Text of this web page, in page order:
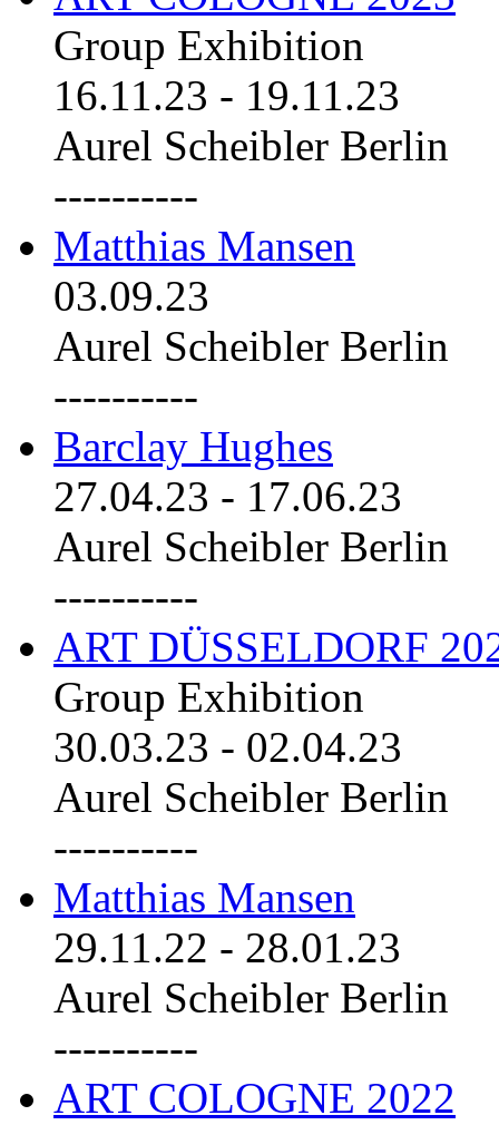
Group Exhibition
16.11.23 - 19.11.23
Aurel Scheibler Berlin
----------
Matthias Mansen
03.09.23
Aurel Scheibler Berlin
----------
Barclay Hughes
27.04.23 - 17.06.23
Aurel Scheibler Berlin
----------
ART DÜSSELDORF
Group Exhibition
30.03.23 - 02.04.23
Aurel Scheibler Berlin
----------
Matthias Mansen
29.11.22 - 28.01.23
Aurel Scheibler Berlin
----------
ART COLOGNE 2022